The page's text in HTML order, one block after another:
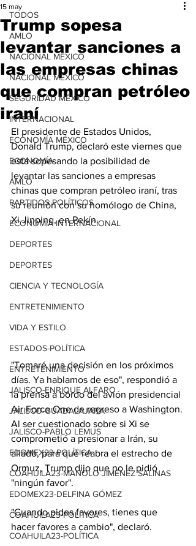
TODOS
AMLO
NACIONAL MÉXICO
NACIONAL MÉXICO
SEGURIDAD MÉXICO
INTERNACIONAL
ECONOMÍA MÉXICO
ECONOMÍA
AMLO
PARTIDOS POLÍTICOS
ECONOMÍA INTERNACIONAL
DEPORTES
DEPORTES
CIENCIA Y TECNOLOGÍA
ENTRETENIMIENTO
VIDA Y ESTILO
ESTADOS-POLÍTICA
ENTRETENIMIENTO
JALISCO-ENRIQUE ALFARO
JALISCO-GUADALAJARA
JALISCO-PABLO LEMUS
EDOMEX23-POLÍTICA
COAHUILA23-MANOLO JIMÉNEZ SALINAS
EDOMEX23-DELFINA GÓMEZ
COAHUILA23-POLÍTICA
COAHUILA23-POLÍTICA
Trump sopesa
levantar sanciones a
las empresas chinas
que compran petróleo
iraní
15 may
El presidente de Estados Unidos,
Donald Trump, declaró este viernes que
está sopesando la posibilidad de
levantar las sanciones a empresas
chinas que compran petróleo iraní, tras
su reunión con su homólogo de China,
Xi Jinping, en Pekín.
"Tomaré una decisión en los próximos
días. Ya hablamos de eso", respondió a
la prensa a bordo del avión presidencial
Air Force One de regreso a Washington.
Al ser cuestionado sobre si Xi se
comprometió a presionar a Irán, su
aliado, para que reabra el estrecho de
Ormuz, Trump dijo que no le pidió
"ningún favor".
"Cuando pides favores, tienes que
hacer favores a cambio", declaró.